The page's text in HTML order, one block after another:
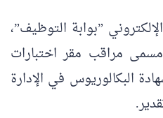
”بوابة التوظيف”،
مراقب مقر اختبارات
البكالوريوس في الإدارة